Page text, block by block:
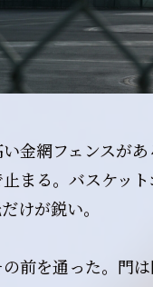
金網フェンスが
まる。バスケッ
けが鋭い。
前を通った。門